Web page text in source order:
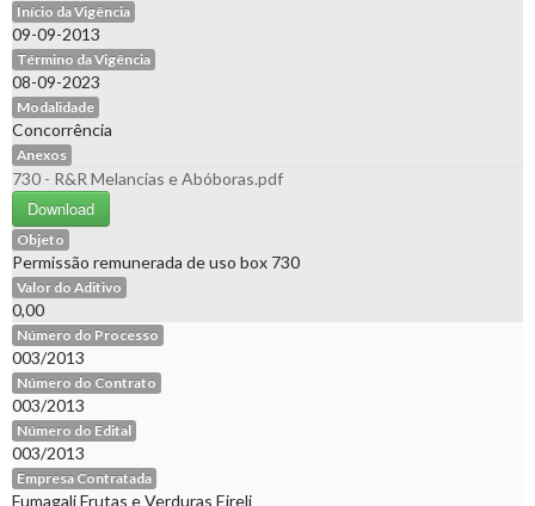
Início da Vigência
09-09-2013
Término da Vigência
08-09-2023
Modalidade
Concorrência
Anexos
730 - R&R Melancias e Abóboras.pdf
Download
Objeto
Permissão remunerada de uso box 730
Valor do Aditivo
0,00
Número do Processo
003/2013
Número do Contrato
003/2013
Número do Edital
003/2013
Empresa Contratada
Fumagali Frutas e Verduras Eireli